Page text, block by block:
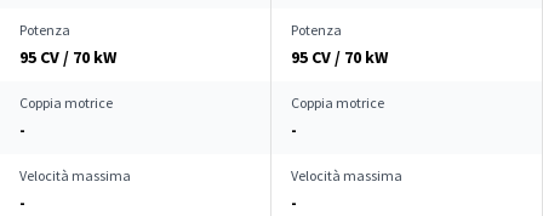
Potenza
95 CV / 70 kW
Potenza
95 CV / 70 kW
Coppia motrice
-
Coppia motrice
-
Velocità massima
-
Velocità massima
-